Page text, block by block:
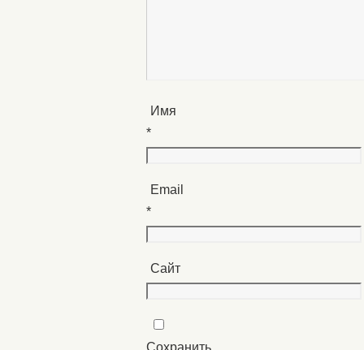
Имя
*
Email
*
Сайт